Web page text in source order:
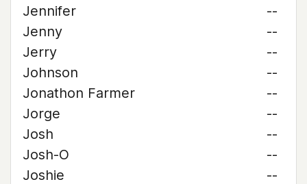
Jennifer
--
Jenny
--
Jerry
--
Johnson
--
Jonathon Farmer
--
Jorge
--
Josh
--
Josh-O
--
Joshie
--